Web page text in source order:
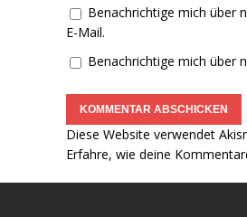
Benachrichtige mich über
E-Mail.
Benachrichtige mich über
Diese Website verwendet
Erfahre, wie deine